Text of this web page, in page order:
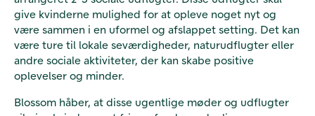
give kvinderne mulighed for at opleve noget nyt og
være sammen i en uformel og afslappet setting. Det kan
være ture til lokale seværdigheder, naturudflugter eller
andre sociale aktiviteter, der kan skabe positive
oplevelser og minder.
Blossom håber, at disse ugentlige møder og udflugter